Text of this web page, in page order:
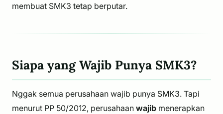
membuat SMK3 tetap berputar.
Siapa yang Wajib Punya SMK3?
Nggak semua perusahaan wajib punya SMK3. Tapi
menurut PP 50/2012, perusahaan wajib menerapkan